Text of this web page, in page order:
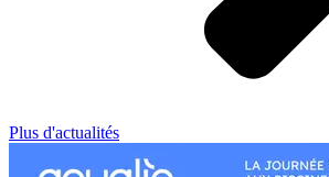
Plus d'actualités